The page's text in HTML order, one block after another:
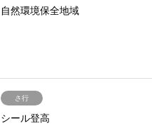
自然環境保全地域
さ行
シール登高